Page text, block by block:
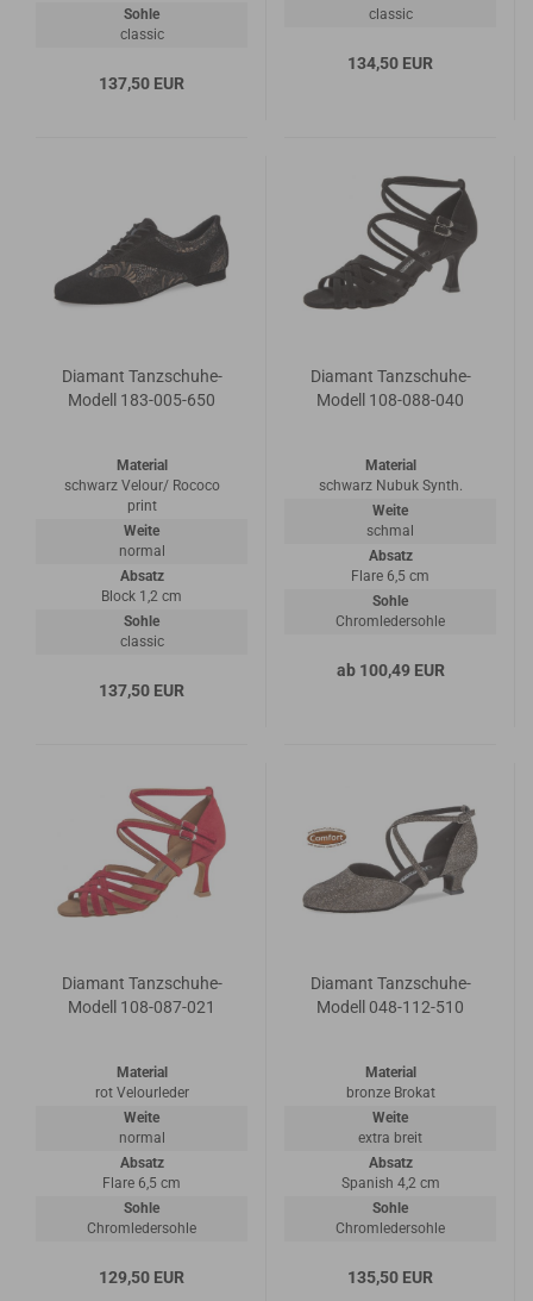
Sohle
classic
137,50 EUR
classic
134,50 EUR
Diamant Tanzschuhe-
Modell 183-005-650
Material
schwarz Velour/ Rococo
print
Weite
normal
Absatz
Block 1,2 cm
Sohle
classic
137,50 EUR
Diamant Tanzschuhe-
Modell 108-088-040
Material
schwarz Nubuk Synth.
Weite
schmal
Absatz
Flare 6,5 cm
Sohle
Chromledersohle
ab 100,49 EUR
Diamant Tanzschuhe-
Modell 108-087-021
Material
rot Velourleder
Weite
normal
Absatz
Flare 6,5 cm
Sohle
Chromledersohle
129,50 EUR
Diamant Tanzschuhe-
Modell 048-112-510
Material
bronze Brokat
Weite
extra breit
Absatz
Spanish 4,2 cm
Sohle
Chromledersohle
135,50 EUR